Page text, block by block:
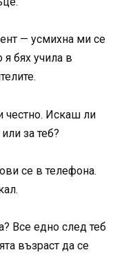
— усмихна ми се
я бях учила в
Искаш ли
за теб?
се в телефона.
Все едно след теб
възраст да се